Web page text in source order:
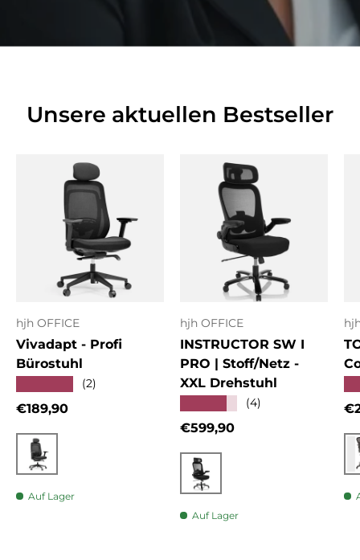
Unsere aktuellen Bestseller
hjh OFFICE
Vivadapt - Profi
Bürostuhl
(2)
Normaler Preis
€189,90
Schwarz
Auf Lager
hjh OFFICE
INSTRUCTOR SW I
PRO | Stoff/Netz -
XXL Drehstuhl
(4)
Normaler Preis
€599,90
Schwarz
Auf Lager